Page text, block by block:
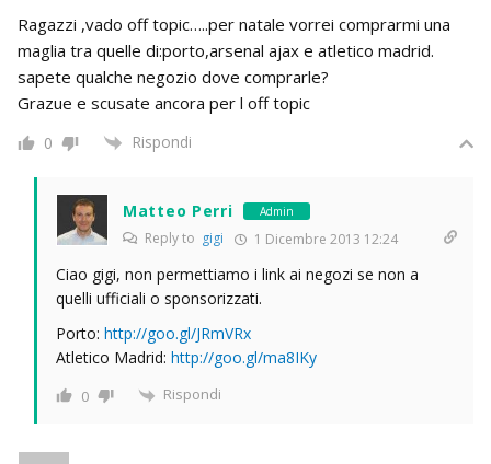
Ragazzi ,vado off topic…..per natale vorrei comprarmi una
maglia tra quelle di:porto,arsenal ajax e atletico madrid.
sapete qualche negozio dove comprarle?
Grazue e scusate ancora per l off topic
0 Rispondi
Matteo Perri Admin
Reply to gigi 1 Dicembre 2013 12:24
Ciao gigi, non permettiamo i link ai negozi se non a
quelli ufficiali o sponsorizzati.
Porto: http://goo.gl/JRmVRx
Atletico Madrid: http://goo.gl/ma8IKy
0 Rispondi